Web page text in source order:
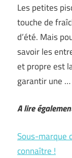
Les petites
touche de
d’été. Mais
savoir les
et propre est
garantir une …
A lire
Sous-marque
connaître !